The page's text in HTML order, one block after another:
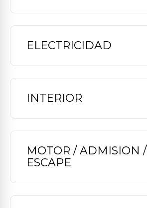
ELECTRICIDAD
INTERIOR
MOTOR / ADMISION /
ESCAPE